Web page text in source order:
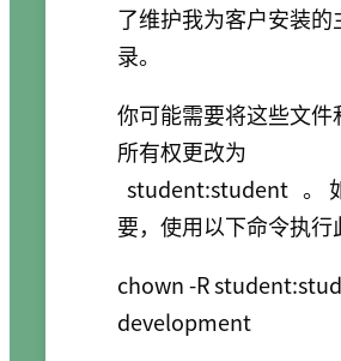
了维护我为客户安装的
录。
你可能需要将这些文件
所有权更改为
student:student 。
要，使用以下命令执行
chown -R
development